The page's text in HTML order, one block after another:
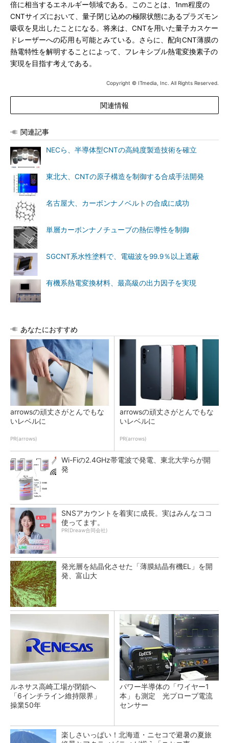
倍に相当するエネルギー領域である。このことは、1nm程度の
CNTサイズにおいて、量子閉じ込めの極限状態にあるプラズモン
吸収を見出したことになる。将来は、CNTを用いた量子カスケー
ドレーザーへの応用も可能とみている。さらに、配向CNT薄膜の
熱電特性を解明することによって、フレキシブル熱電変換素子の
実現を目指す考えである。
Copyright © ITmedia, Inc. All Rights Reserved.
関連情報
関連記事
NECら、半導体型CNTの高純度製造技術を確立
東北大、CNTの原子構造を制御する合成手法開発
名古屋大、カーボンナノベルトの合成に成功
単層カーボンナノチューブの熱伝導性を制御
SGCNT系水性塗料で、電磁波を99.9％以上遮蔽
有機系熱電変換材料、最高級の出力因子を実現
あなたにおすすめ
arrowsの頑丈さがとんでもな
いレベルに
PR(arrows)
arrowsの頑丈さがとんでもな
いレベルに
PR(arrows)
Wi-Fiの2.4GHz帯電波で発電、東北大学らが開
発
SNSアカウントを着実に成長。実はみんなココ
使ってます。
PR(Dreaw合同会社)
発光層を結晶化させた「薄膜結晶有機EL」を開
発、富山大
ルネサス高崎工場が閉鎖へ
「6インチライン維持限界」
操業50年
パワー半導体の「ワイヤー1
本」も測定 光プローブ電流
センサー
楽しさいっぱい！北海道・ニセコで避暑の夏旅